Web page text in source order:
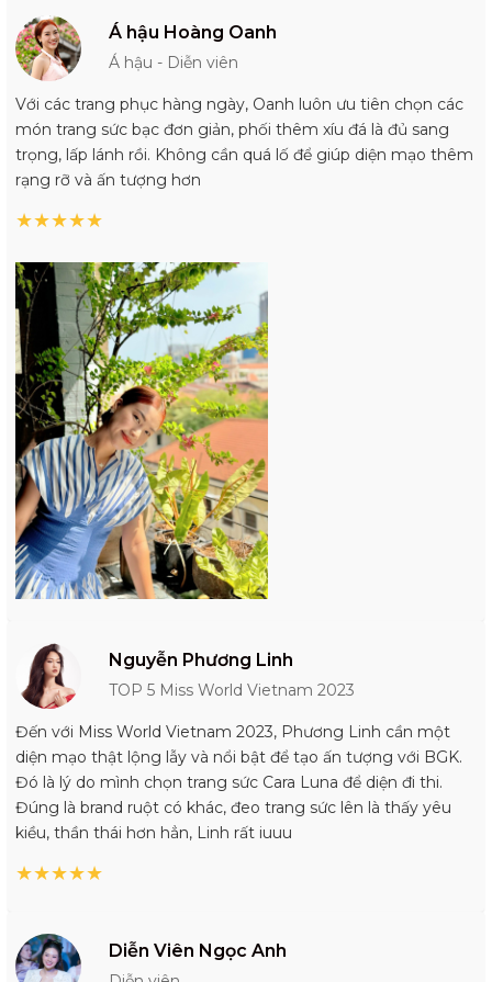
Á hậu Hoàng Oanh
Á hậu - Diễn viên
Với các trang phục hàng ngày, Oanh luôn ưu tiên chọn các
món trang sức bạc đơn giản, phối thêm xíu đá là đủ sang
trọng, lấp lánh rồi. Không cần quá lố để giúp diện mạo thêm
rạng rỡ và ấn tượng hơn
★★★★★
Nguyễn Phương Linh
TOP 5 Miss World Vietnam 2023
Đến với Miss World Vietnam 2023, Phương Linh cần một
diện mạo thật lộng lẫy và nổi bật để tạo ấn tượng với BGK.
Đó là lý do mình chọn trang sức Cara Luna để diện đi thi.
Đúng là brand ruột có khác, đeo trang sức lên là thấy yêu
kiều, thần thái hơn hẳn, Linh rất iuuu
★★★★★
Diễn Viên Ngọc Anh